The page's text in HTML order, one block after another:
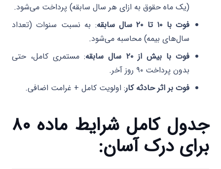
(یک ماه حقوق به ازای هر سال سابقه) پرداخت می‌شود.
فوت با ۱۰ تا ۲۰ سال سابقه
: به نسبت سنوات (تعداد
سال‌های بیمه) محاسبه می‌شود.
فوت با بیش از ۲۰ سال سابقه
: مستمری کامل، حتی
بدون پرداخت ۹۰ روز آخر.
فوت بر اثر حادثه کار: اولویت کامل + غرامت اضافی.
جدول کامل شرایط ماده ۸۰
برای درک آسان: